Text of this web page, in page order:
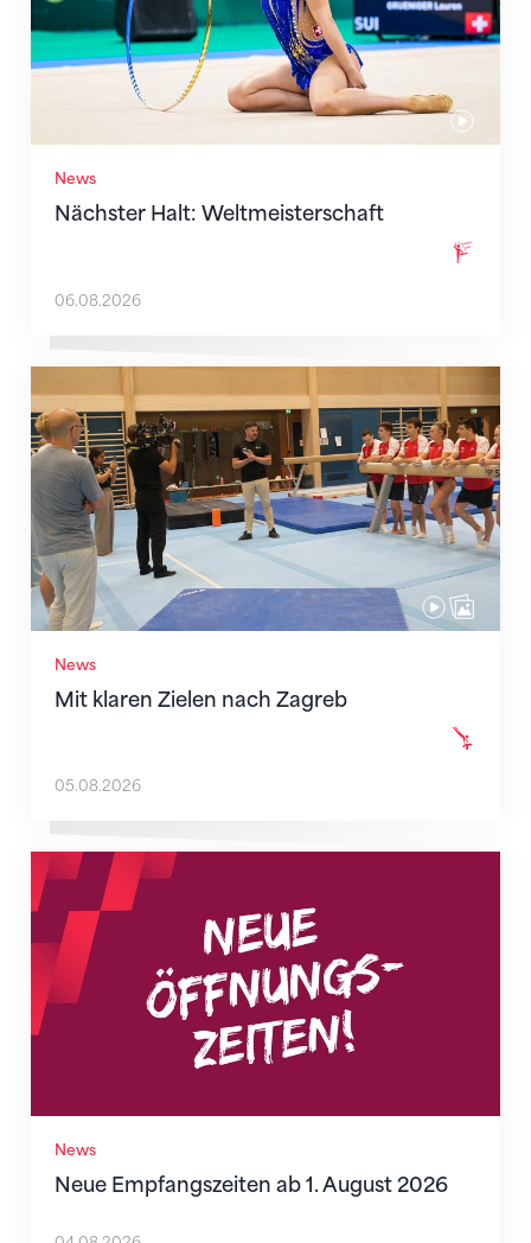
News
Nächster Halt: Weltmeisterschaft
06.08.2026
News
Mit klaren Zielen nach Zagreb
Mit klaren Zielen nach Zagreb
05.08.2026
News
Neue Empfangszeiten ab 1. August 2026
Neue Empfangszeiten ab 1. August 2026